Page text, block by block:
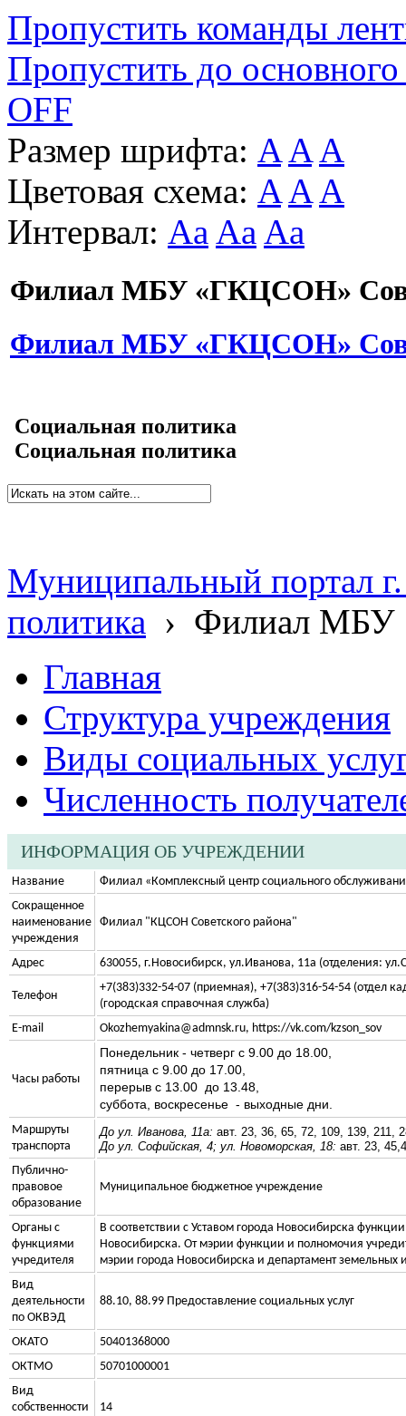
Пропустить команды
Пропустить до основного
OFF
Размер шрифта: A A A
Цветовая схема: A A A
Интервал: Aa Aa Aa
Филиал МБУ «ГКЦСОН»
Филиал МБУ «ГКЦСОН»
Социальная политика
Социальная политика
Муниципальный портал
политика › Филиал МБУ
Главная
Структура учреждения
Виды социальных
Численность
ИНФОРМАЦИЯ ОБ УЧРЕЖДЕНИИ
Название
Филиал «Комплексный центр социального
Сокращенное
наименование
учреждения
Филиал "КЦСОН Советского района"
Адрес 630055, г.Новосибирск, ул.Иванова, 11а (отделения:
Телефон
+7(383)332-54-07 (приемная), +7(383)316-54-54 (отдел
(городская справочная служба)
E-mail
Okozhemyakina@admnsk.ru, https://vk.com/kzson_sov
Часы работы
Понедельник - четверг с 9.00 до 18.00,
пятница с 9.00 до 17.00,
перерыв с 13.00 до 13.48,
суббота, воскресенье - выходные дни.
Маршруты
транспорта
До ул. Иванова, 11а: авт. 23, 36, 65, 72, 109, 139, 211,
До ул. Софийская, 4; ул. Новоморская, 18: авт. 23,
Публично-
правовое
образование
Муниципальное бюджетное учреждение
Органы c
функциями
учредителя
В соответствии с Уставом города Новосибирска
Новосибирска. От мэрии функции и полномочия
мэрии города Новосибирска и департамент
Вид
деятельности
по ОКВЭД
88.10, 88.99 Предоставление социальных услуг
ОКАТО
50401368000
ОКТМО
50701000001
Вид
собственности
14